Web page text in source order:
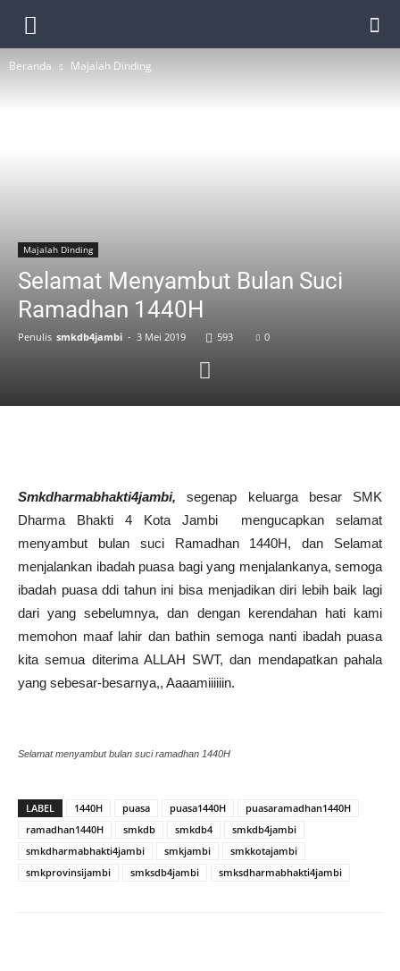
Beranda Majalah Dinding
Majalah Dinding
Selamat Menyambut Bulan Suci
Ramadhan 1440H
Penulis smkdb4jambi - 3 Mei 2019 593 0
Smkdharmabhakti4jambi, segenap keluarga besar SMK
Dharma Bhakti 4 Kota Jambi mengucapkan selamat
menyambut bulan suci Ramadhan 1440H, dan Selamat
menjalankan ibadah puasa bagi yang menjalankanya, semoga
ibadah puasa ddi tahun ini bisa menjadikan diri lebih baik lagi
dari yang sebelumnya, dan dengan kerendahan hati kami
memohon maaf lahir dan bathin semoga nanti ibadah puasa
kita semua diterima ALLAH SWT, dan mendapatkan pahala
yang sebesar-besarnya,, Aaaamiiiiiin.
Selamat menyambut bulan suci ramadhan 1440H
LABEL 1440H puasa puasa1440H
puasaramadhan1440H
ramadhan1440H
smkdb smkdb4
smkdb4jambi
smkdharmabhakti4jambi
smkjambi
smkkotajambi
smkprovinsijambi
smksdb4jambi smksdharmabhakti4jambi